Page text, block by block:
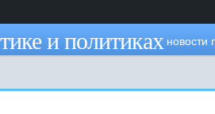
и политиках новости